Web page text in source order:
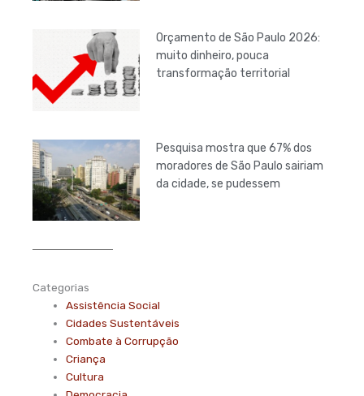
Orçamento de São Paulo 2026:
muito dinheiro, pouca
transformação territorial
Pesquisa mostra que 67% dos
moradores de São Paulo sairiam
da cidade, se pudessem
Categorias
Assistência Social
Cidades Sustentáveis
Combate à Corrupção
Criança
Cultura